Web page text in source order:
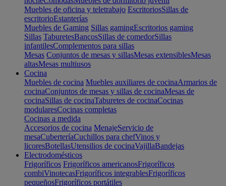
Muebles de oficina y teletrabajo EscritoriosSillas de
escritorioEstanterías
Muebles de Gaming Sillas gamingEscritorios gaming
Sillas TaburetesBancosSillas de comedorSillas
infantilesComplementos para sillas
Mesas Conjuntos de mesas y sillasMesas extensiblesMesas
altasMesas multiusos
Cocina
Muebles de cocina Muebles auxiliares de cocinaArmarios de
cocinaConjuntos de mesas y sillas de cocinaMesas de
cocinaSillas de cocinaTaburetes de cocinaCocinas
modularesCocinas completas
Cocinas a medida
Accesorios de cocina MenajeServicio de
mesaCuberteríaCuchillos para chefVinos y
licoresBotellasUtensilios de cocinaVajillaBandejas
Electrodomésticos
Frigoríficos Frigoríficos americanosFrigoríficos
combiVinotecasFrigoríficos integrablesFrigoríficos
pequeñosFrigoríficos portátiles